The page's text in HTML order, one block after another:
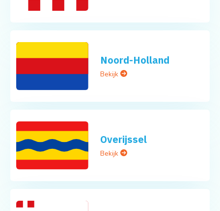
Noord-Holland
Bekijk
Overijssel
Bekijk